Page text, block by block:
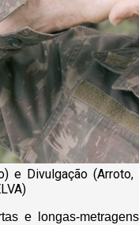
e Divulgação
e longas-